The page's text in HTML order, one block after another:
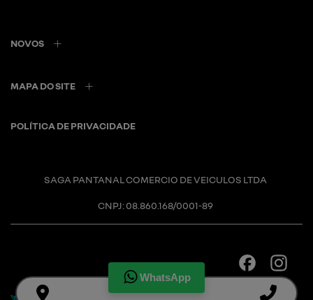
WhatsApp
NOVOS
MAPA DO SITE
POLÍTICA DE PRIVACIDADE
SAGA PANTANAL COMERCIO DE VEICULOS LTDA
CNPJ: 08.860.168/0001-89
Desacelere. Seu bem maior é a